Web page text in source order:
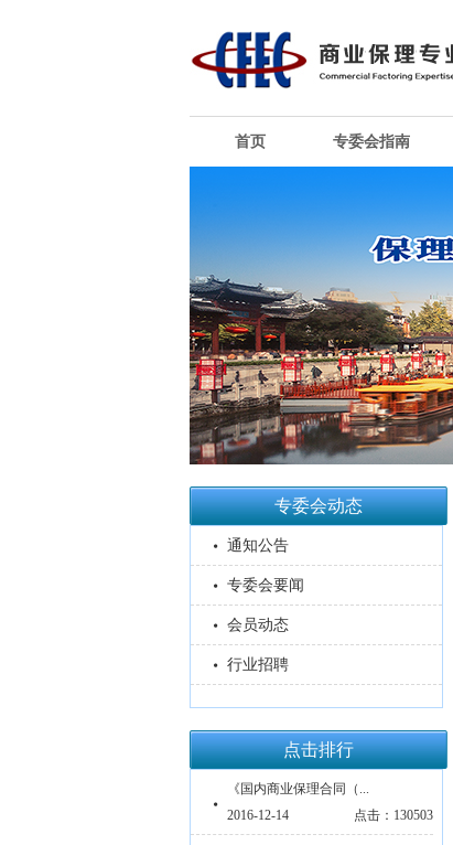
首页 专委会指南
专委会动态
通知公告
专委会要闻
会员动态
行业招聘
点击排行
《国内商业保理合同（...
2016-12-14
点击：130503